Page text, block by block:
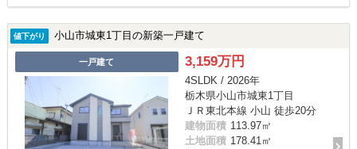
値下がり 小山市城東1丁目の新築一戸建て
一戸建て 3,159万円
4SLDK / 2026年
栃木県小山市城東1丁目
ＪＲ東北本線 小山 徒歩20分
建物面積 113.97㎡
土地面積 178.41㎡